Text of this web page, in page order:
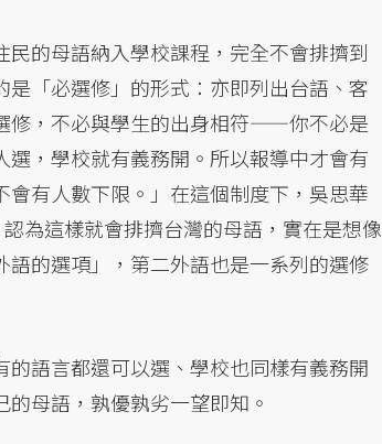
的母語納入學校課程，完全不會排擠到
「必選修」的形式：亦即列出台語、客
修，不必與學生的出身相符——你不必是
，學校就有義務開。所以報導中才會有
有人數下限。」在這個制度下，吳思華
為這樣就會排擠台灣的母語，實在是想像
的選項」，第二外語也是一系列的選修
語言都還可以選、學校也同樣有義務開
母語，孰優孰劣一望即知。